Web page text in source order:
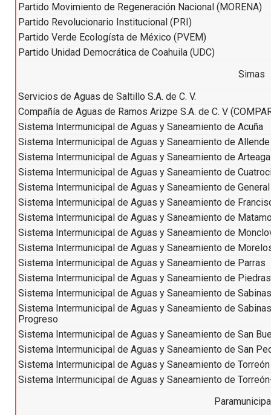
Partido Movimiento de Regeneración Nacional (MORENA)
Partido Revolucionario Institucional (PRI)
Partido Verde Ecologísta de México (PVEM)
Partido Unidad Democrática de Coahuila (UDC)
Simas
Servicios de Aguas de Saltillo S.A. de C. V.
Compañía de Aguas de Ramos Arizpe S.A. de C. V
Sistema Intermunicipal de Aguas y Saneamiento de Acuña
Sistema Intermunicipal de Aguas y Saneamiento de Allende
Sistema Intermunicipal de Aguas y Saneamiento de Arteaga
Sistema Intermunicipal de Aguas y Saneamiento de
Sistema Intermunicipal de Aguas y Saneamiento de
Sistema Intermunicipal de Aguas y Saneamiento de
Sistema Intermunicipal de Aguas y Saneamiento de
Sistema Intermunicipal de Aguas y Saneamiento de
Sistema Intermunicipal de Aguas y Saneamiento de
Sistema Intermunicipal de Aguas y Saneamiento de Parras
Sistema Intermunicipal de Aguas y Saneamiento de
Sistema Intermunicipal de Aguas y Saneamiento de Sabinas
Sistema Intermunicipal de Aguas y Saneamiento de
Progreso
Sistema Intermunicipal de Aguas y Saneamiento de San
Sistema Intermunicipal de Aguas y Saneamiento de San
Sistema Intermunicipal de Aguas y Saneamiento de Torreón
Sistema Intermunicipal de Aguas y Saneamiento de